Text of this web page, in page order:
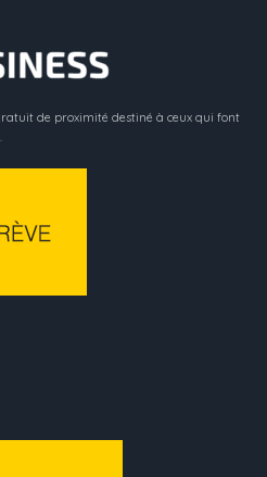
de proximité destiné à ceux qui font